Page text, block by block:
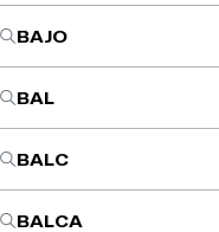
BAJO
BAL
BALC
BALCA